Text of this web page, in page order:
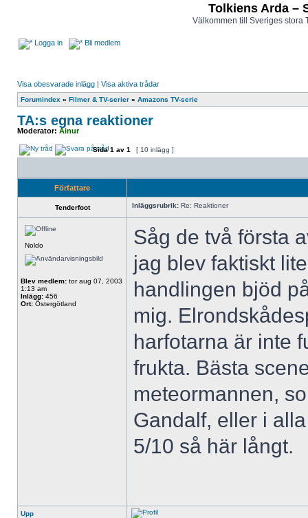
Tolkiens Arda –
Välkommen till Sveriges stora
Logga in Bli medlem
Visa obesvarade inlägg | Visa aktiva trådar
Forumindex » Filmer & TV-serier » Amazons TV-serie
TA:s egna reaktioner
Moderator: Ainur
Sida1 av 1 [ 10 inlägg ]
Författare
Tenderfoot Inläggsrubrik: Re: Reaktioner
Noldo
Blev medlem: tor aug 07, 2003
1:13 am
Inlägg: 456
Ort: Östergötland
Såg de två första
jag blev faktiskt
handlingen bjöd
mig.
harfotarna är inte
frukta. Bästa
meteormannen,
Gandalf, eller i
5/10 så här långt.
Upp